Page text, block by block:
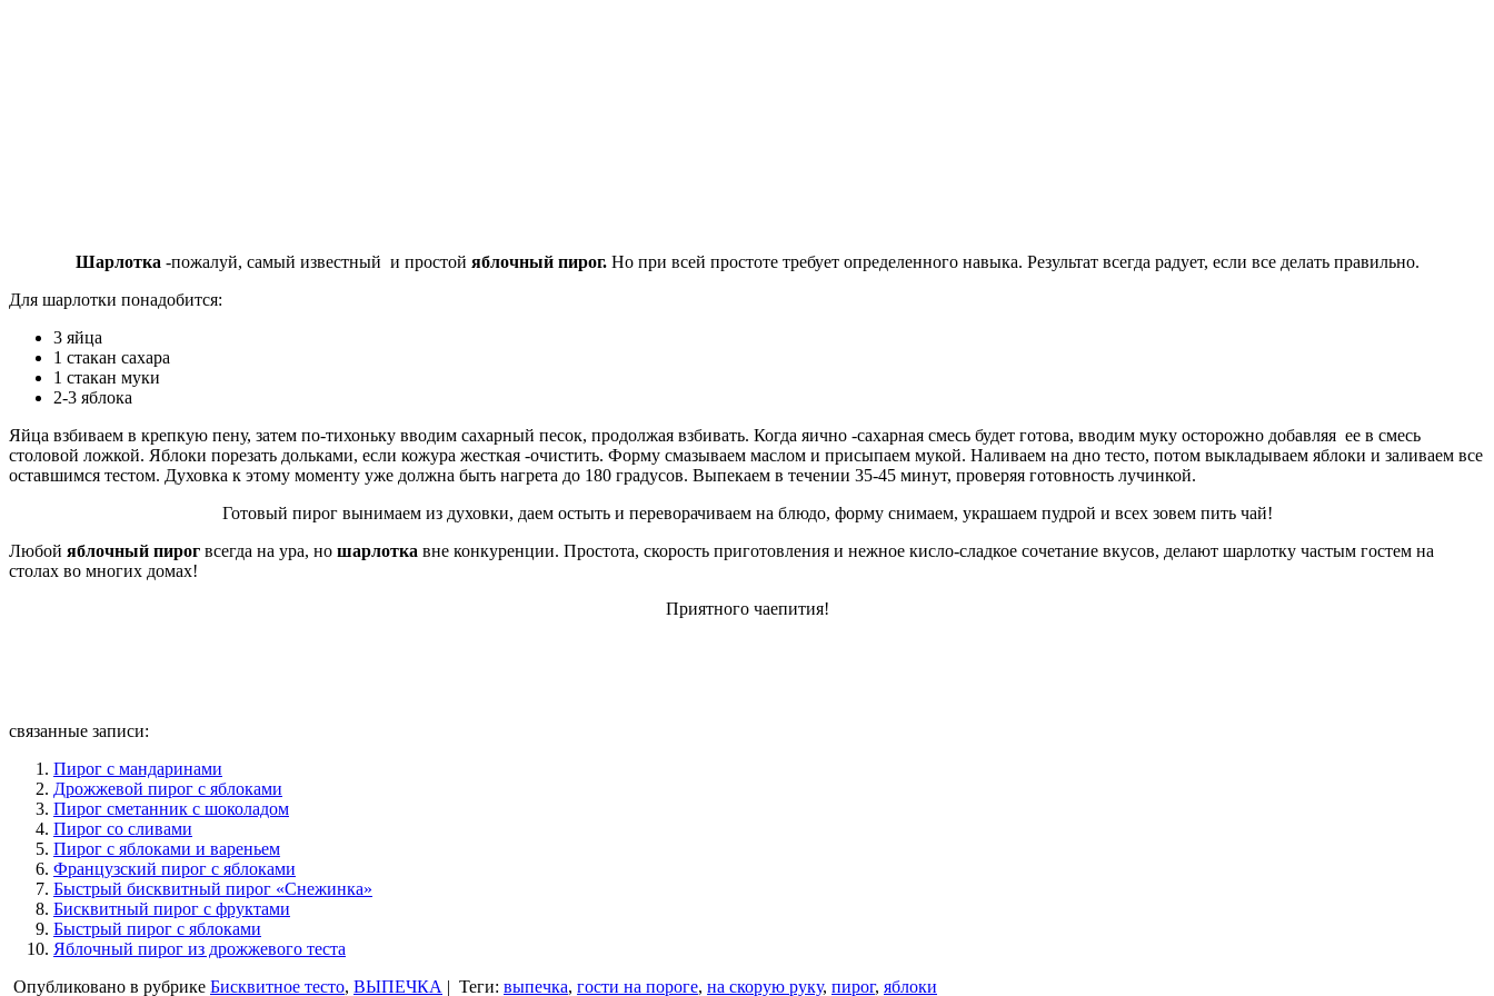
Шарлотка -пожалуй, самый известный и простой яблочный пирог. Но при всей простоте требует определенного навыка. Результат всегда радует, если все делать правильно.
Для шарлотки понадобится:
3 яйца
1 стакан сахара
1 стакан муки
2-3 яблока
Яйца взбиваем в крепкую пену, затем по-тихоньку вводим сахарный песок, продолжая взбивать. Когда яично -сахарная смесь будет готова, вводим муку осторожно добавляя ее в смесь
столовой ложкой. Яблоки порезать дольками, если кожура жесткая -очистить. Форму смазываем маслом и присыпаем мукой. Наливаем на дно тесто, потом выкладываем яблоки и заливаем все
оставшимся тестом. Духовка к этому моменту уже должна быть нагрета до 180 градусов. Выпекаем в течении 35-45 минут, проверяя готовность лучинкой.
Готовый пирог вынимаем из духовки, даем остыть и переворачиваем на блюдо, форму снимаем, украшаем пудрой и всех зовем пить чай!
Любой яблочный пирог всегда на ура, но шарлотка вне конкуренции. Простота, скорость приготовления и нежное кисло-сладкое сочетание вкусов, делают шарлотку частым гостем на
столах во многих домах!
Приятного чаепития!
связанные записи:
Пирог с мандаринами
Дрожжевой пирог с яблоками
Пирог сметанник с шоколадом
Пирог со сливами
Пирог с яблоками и вареньем
Французский пирог с яблоками
Быстрый бисквитный пирог «Снежинка»
Бисквитный пирог с фруктами
Быстрый пирог с яблоками
Яблочный пирог из дрожжевого теста
Опубликовано в рубрике Бисквитное тесто, ВЫПЕЧКА | Теги: выпечка, гости на пороге, на скорую руку, пирог, яблоки